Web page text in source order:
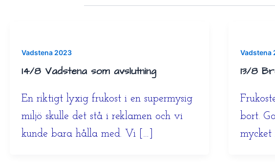
Vadstena 2023
14/8 Vadstena som avslutning
En riktigt lyxig frukost i en supermysig
miljö skulle det stå i reklamen och vi
kunde bara hålla med. Vi […]
Vadstena
13/8
bort.